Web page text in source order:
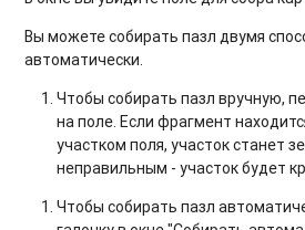
Вы можете собирать пазл двумя
автоматически.
Чтобы собирать пазл вручную,
на поле. Если фрагмент
участком поля, участок станет
неправильным - участок будет
Чтобы собирать пазл